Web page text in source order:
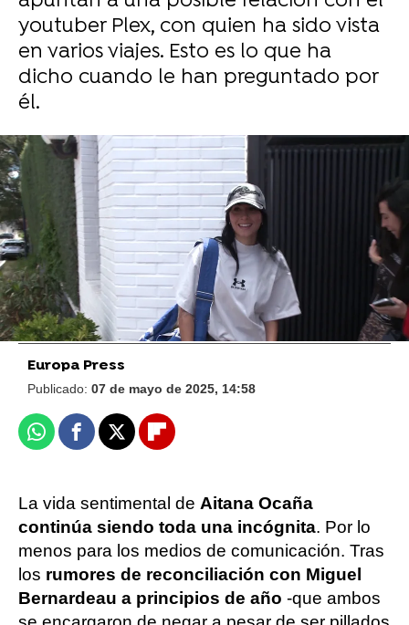
youtuber Plex, con quien ha sido vista
en varios viajes. Esto es lo que ha
dicho cuando le han preguntado por
él.
Europa Press
Aitana confiesa su inesperado vínculo
inesperado con ChatGPT: "Le llamo José
Luis"
Europa Press
Publicado: 07 de mayo de 2025, 14:58
WhatsappFacebook
X Flipboard
La vida sentimental de Aitana Ocaña
continúa siendo toda una incógnita. Por lo
menos para los medios de comunicación. Tras
los rumores de reconciliación con Miguel
Bernardeau a principios de año -que ambos